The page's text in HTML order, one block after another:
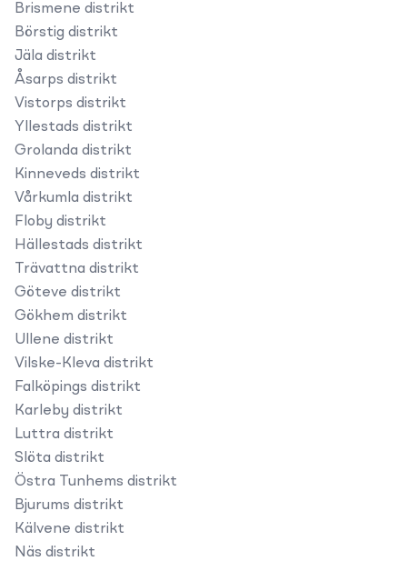
Brismene distrikt
Börstig distrikt
Jäla distrikt
Åsarps distrikt
Vistorps distrikt
Yllestads distrikt
Grolanda distrikt
Kinneveds distrikt
Vårkumla distrikt
Floby distrikt
Hällestads distrikt
Trävattna distrikt
Göteve distrikt
Gökhem distrikt
Ullene distrikt
Vilske-Kleva distrikt
Falköpings distrikt
Karleby distrikt
Luttra distrikt
Slöta distrikt
Östra Tunhems distrikt
Bjurums distrikt
Kälvene distrikt
Näs distrikt